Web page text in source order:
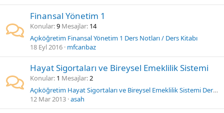
Finansal Yönetim 1
Konular 9 Mesajlar 14
Açıköğretim Finansal Yönetim 1 Ders Notları / Ders Kitabı
18 Eyl 2016 mfcanbaz
Hayat Sigortaları ve Bireysel Emeklilik Sistemi
Konular 1 Mesajlar 2
Açıköğretim Hayat Sigortaları ve Bireysel Emeklilik Sistemi Ders Notları / Ders Kitabı
12 Mar 2013 asah